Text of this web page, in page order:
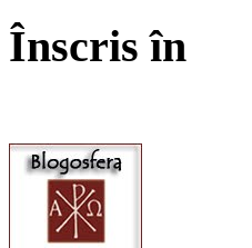
Înscris în